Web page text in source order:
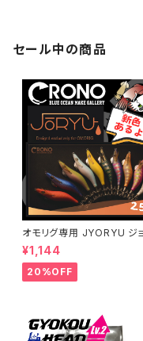
セール中の商品
オモリグ専用 JYORYU ジ
リュウ【CRONO】
¥1,144
20%OFF